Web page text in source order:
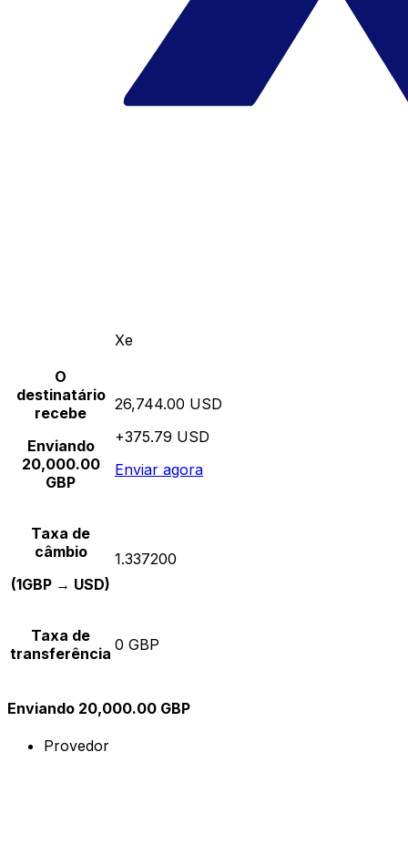
Xe
O
destinatário
recebe
Enviando
20,000.00
GBP
26,744.00 USD
+375.79 USD
Enviar agora
Taxa de
câmbio
(1GBP → USD)
1.337200
Taxa de
transferência 0 GBP
Enviando 20,000.00 GBP
Provedor